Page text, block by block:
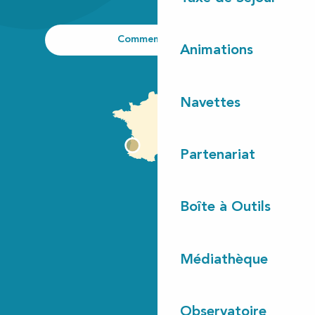
Animations
Navettes
Partenariat
Boîte à Outils
Médiathèque
Comment venir ?